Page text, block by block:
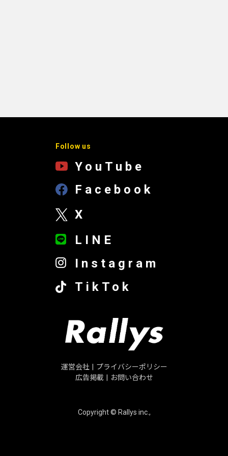
Follow us
YouTube
Facebook
X
LINE
Instagram
TikTok
運営会社
プライバシーポリシー
広告掲載
お問い合わせ
Copyright © Rallys inc.,